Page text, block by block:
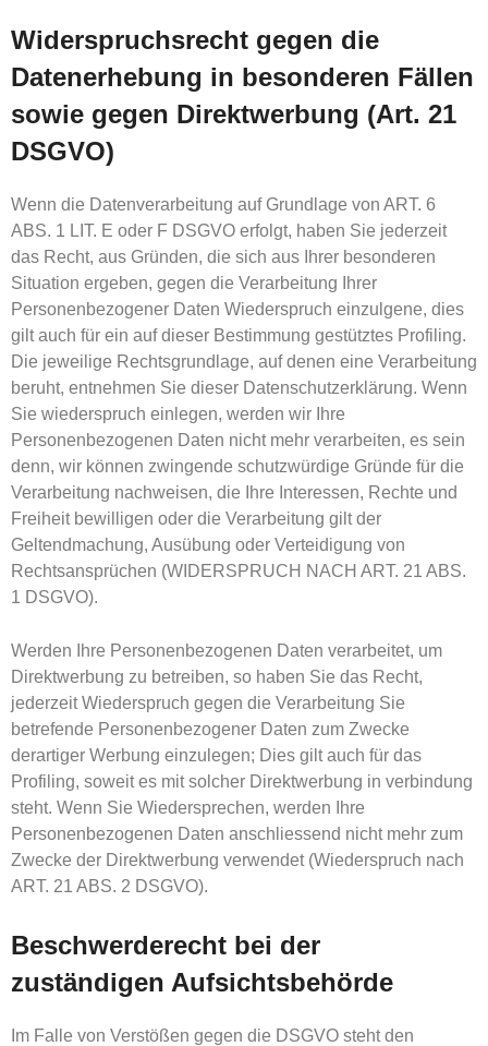
Widerspruchsrecht gegen die
Datenerhebung in besonderen Fällen
sowie gegen Direktwerbung (Art. 21
DSGVO)
Wenn die Datenverarbeitung auf Grundlage von ART. 6
ABS. 1 LIT. E oder F DSGVO erfolgt, haben Sie jederzeit
das Recht, aus Gründen, die sich aus Ihrer besonderen
Situation ergeben, gegen die Verarbeitung Ihrer
Personenbezogener Daten Wiederspruch einzulgene, dies
gilt auch für ein auf dieser Bestimmung gestütztes Profiling.
Die jeweilige Rechtsgrundlage, auf denen eine Verarbeitung
beruht, entnehmen Sie dieser Datenschutzerklärung. Wenn
Sie wiederspruch einlegen, werden wir Ihre
Personenbezogenen Daten nicht mehr verarbeiten, es sein
denn, wir können zwingende schutzwürdige Gründe für die
Verarbeitung nachweisen, die Ihre Interessen, Rechte und
Freiheit bewilligen oder die Verarbeitung gilt der
Geltendmachung, Ausübung oder Verteidigung von
Rechtsansprüchen (WIDERSPRUCH NACH ART. 21 ABS.
1 DSGVO).
Werden Ihre Personenbezogenen Daten verarbeitet, um
Direktwerbung zu betreiben, so haben Sie das Recht,
jederzeit Wiederspruch gegen die Verarbeitung Sie
betrefende Personenbezogener Daten zum Zwecke
derartiger Werbung einzulegen; Dies gilt auch für das
Profiling, soweit es mit solcher Direktwerbung in verbindung
steht. Wenn Sie Wiedersprechen, werden Ihre
Personenbezogenen Daten anschliessend nicht mehr zum
Zwecke der Direktwerbung verwendet (Wiederspruch nach
ART. 21 ABS. 2 DSGVO).
Beschwerde­recht bei der
zuständigen Aufsichts­behörde
Im Falle von Verstößen gegen die DSGVO steht den